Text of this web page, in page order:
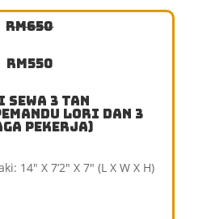
RM650
RM550
3 Tan
Lori dan 3
Pekerja)
14″ X 7’2″ X 7″ (L X W X H)